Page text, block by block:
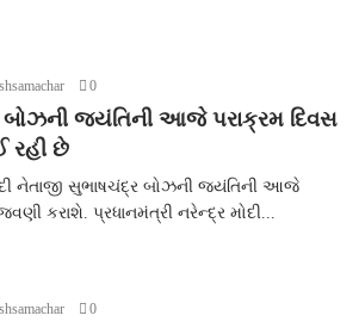
0
બોઝની જયંતિની આજે પરાક્રમ દિવસ
રહી છે
નેતાજી સુભાષચંદ્ર બોઝની જયંતિની આજે
કરાશે. પ્રધાનમંત્રી નરેન્દ્ર મોદી...
0